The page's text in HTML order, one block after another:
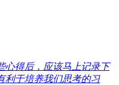
心得后，应该马上记录下
利于培养我们思考的习